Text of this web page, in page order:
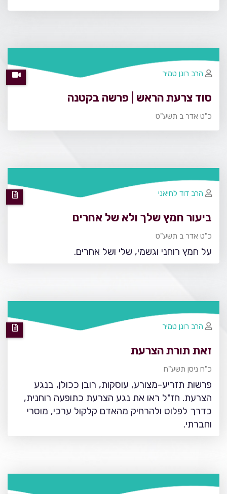
סוד צרעת הראש | פרשה בקטנה
כ"ט אדר ב תשע"ט
הרב רונן טמיר
ביעור חמץ שלך ולא של אחרים
כ"ט אדר ב תשע"ט
על חמץ רוחני וגשמי, שלי ושל אחרים.
הרב דוד לחיאני
זאת תורת הצרעת
כ"ח ניסן תשע"ח
פרשות תזריע-מצורע, עוסקות, רובן ככולן, בנגע
הצרעת. חז"ל ראו את נגע הצרעת כתופעה רוחנית,
כדרך לפלוט ולהרחיק מהאדם קלקול ערכי, מוסרי
וחברתי.
הרב רונן טמיר